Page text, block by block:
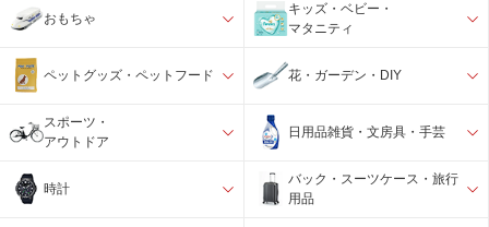
おもちゃ
キッズ・ベビー・
マタニティ
ペットグッズ・ペットフード 花・ガーデン・DIY
スポーツ・
アウトドア
日用品雑貨・文房具・手芸
時計
バック・スーツケース・旅行
用品